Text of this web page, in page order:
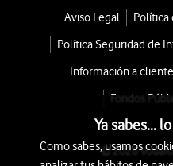
Aviso Legal
Política
Política Seguridad de
Información a
Fondos
© 2026
Ya sabes...
Como sabes, usamos